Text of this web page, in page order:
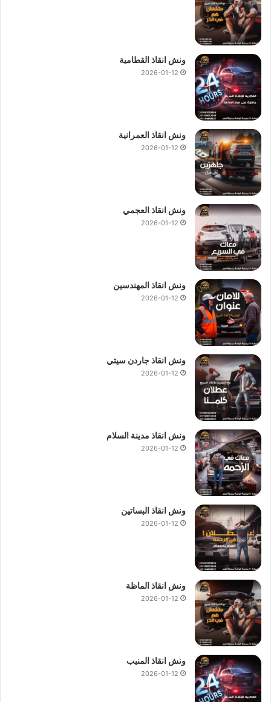
ونش انقاذ القطامية
2026-01-12
ونش انقاذ العمرانية
2026-01-12
ونش انقاذ العجمي
2026-01-12
ونش انقاذ المهندسين
2026-01-12
ونش انقاذ جاردن سيتي
2026-01-12
ونش انقاذ مدينة السلام
2026-01-12
ونش انقاذ البساتين
2026-01-12
ونش انقاذ الماظة
2026-01-12
ونش انقاذ المنيب
2026-01-12